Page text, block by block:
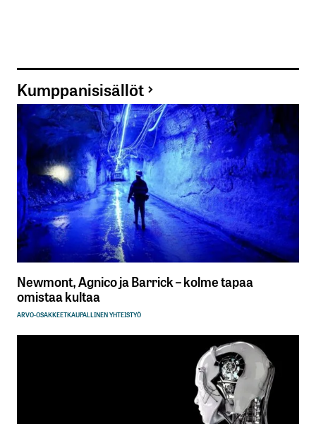
Kumppanisisällöt
Newmont, Agnico ja Barrick – kolme tapaa
omistaa kultaa
ARVO-OSAKKEETKAUPALLINEN YHTEISTYÖ